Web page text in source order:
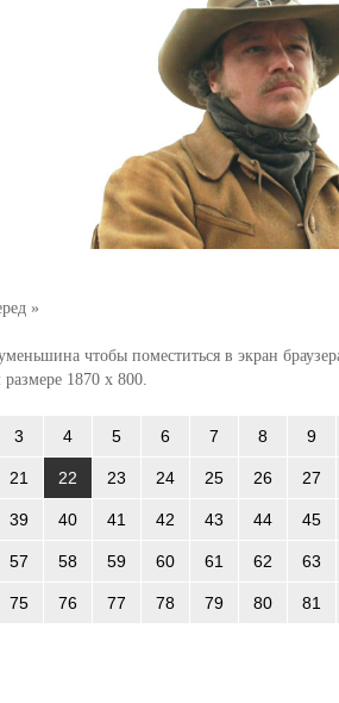
»
чтобы поместиться в экран
1870 x 800.
3 4 5 6 7 8 9
21 22 23 24 25 26 27
39 40 41 42 43 44 45
57 58 59 60 61 62 63
75 76 77 78 79 80 81